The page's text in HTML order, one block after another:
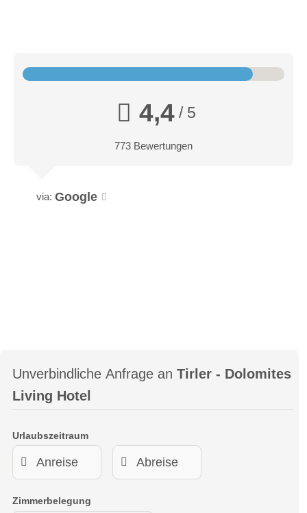
4,4/ 5
773 Bewertungen
via: Google
Unverbindliche Anfrage an Tirler - Dolomites
Living Hotel
Urlaubszeitraum
Zimmerbelegung